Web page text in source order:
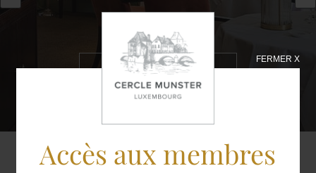
Accès aux membres
FERMER X
EN SAVOIR
PLUS